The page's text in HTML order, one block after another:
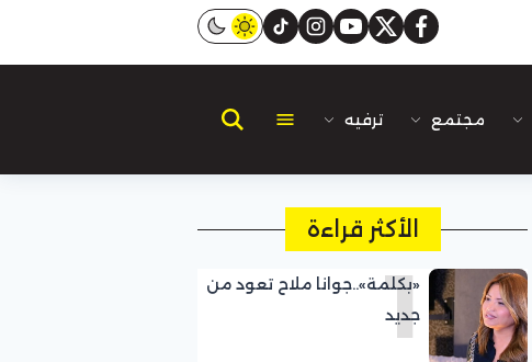
facebook
twitter
youtube
instagram
tiktok
مجتمع ترفيه
الأكثر قراءة
1
«بكلمة»..جوانا ملاح تعود من
جديد